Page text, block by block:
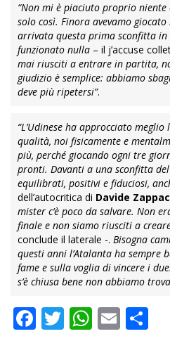
“Non mi è piaciuto proprio
solo così. Finora avevamo giocato
arrivata questa prima sconfitta in
funzionato nulla – il j’accuse
mai riusciti a entrare in partita,
giudizio è semplice: abbiamo
deve più ripetersi”.
“L’Udinese ha approcciato
qualità, noi fisicamente e
più, perché giocando ogni tre
pronti. Davanti a una sconfitta
equilibrati, positivi e fiduciosi,
dell’autocritica di Davide
mister c’è poco da salvare. Non
finale e non siamo riusciti a
conclude il laterale -. Bisogna
questi anni l’Atalanta ha sempre
fame e sulla voglia di vincere i
s’è chiusa bene non abbiamo
Facebook
TwitterEmail